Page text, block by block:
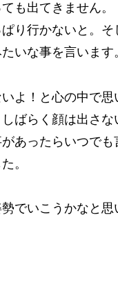
も出てきません。
り行かないと。
いな事を言います
よ！と心の中で思
しばらく顔は出さ
あったらいつでも
。
でいこうかなと思